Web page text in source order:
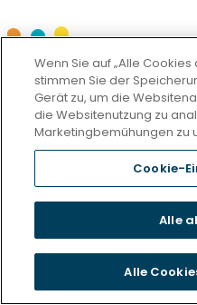
Wenn Sie auf „Alle
stimmen Sie der
Gerät zu, um die
die Websitenutzung zu
Marketingbemühungen zu
Cookie-
Alle
Alle